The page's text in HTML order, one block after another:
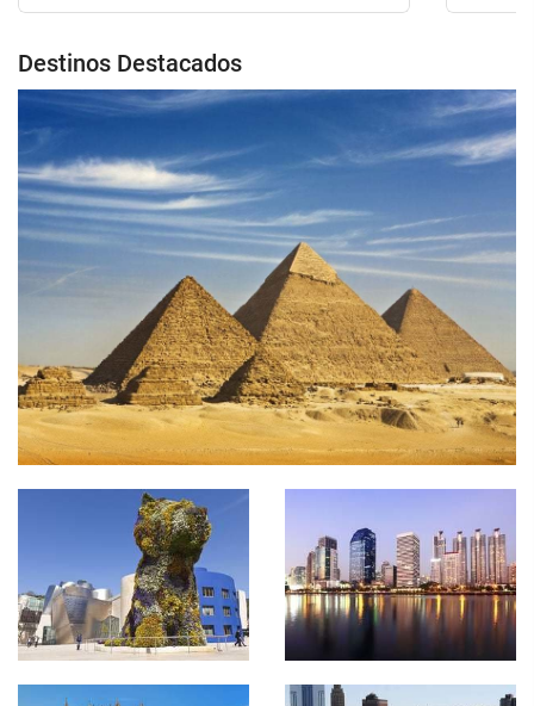
Destinos Destacados